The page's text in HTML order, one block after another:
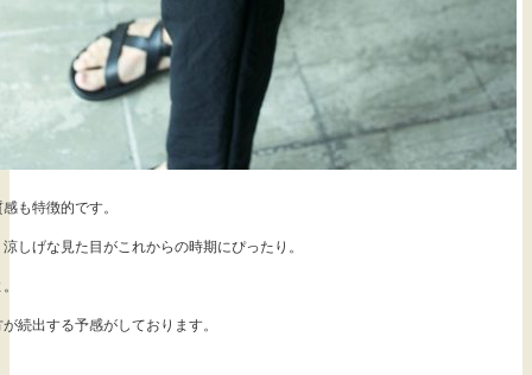
も特徴的です。
しげな見た目がこれからの時期にぴったり。
続出する予感がしております。